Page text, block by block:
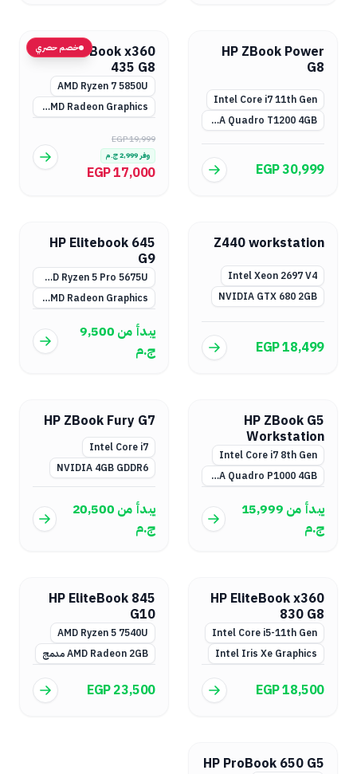
HP ZBook Power
G8
Intel Core i7 11th Gen
NVIDIA Quadro T1200 4GB
EGP 30,999
خصم حصري
HP ProBook x360
435 G8
AMD Ryzen 7 5850U
AMD Radeon Graphics مدمج
EGP 19,999
وفر2,999ج.م
EGP 17,000
Z440 workstation
Intel Xeon 2697 V4
NVIDIA GTX 680 2GB
EGP 18,499
HP Elitebook 645
G9
AMD Ryzen 5 Pro 5675U
AMD Radeon Graphics مدمج
يبدأ من 9,500
ج.م
HP ZBook G5
Workstation
Intel Core i7 8th Gen
NVIDIA Quadro P1000 4GB
يبدأ من 15,999
ج.م
HP ZBook Fury G7
Intel Core i7
NVIDIA 4GB GDDR6
يبدأ من 20,500
ج.م
HP EliteBook x360
830 G8
Intel Core i5-11th Gen
Intel Iris Xe Graphics
EGP 18,500
HP EliteBook 845
G10
AMD Ryzen 5 7540U
AMD Radeon 2GB مدمج
EGP 23,500
HP ProBook 650 G5